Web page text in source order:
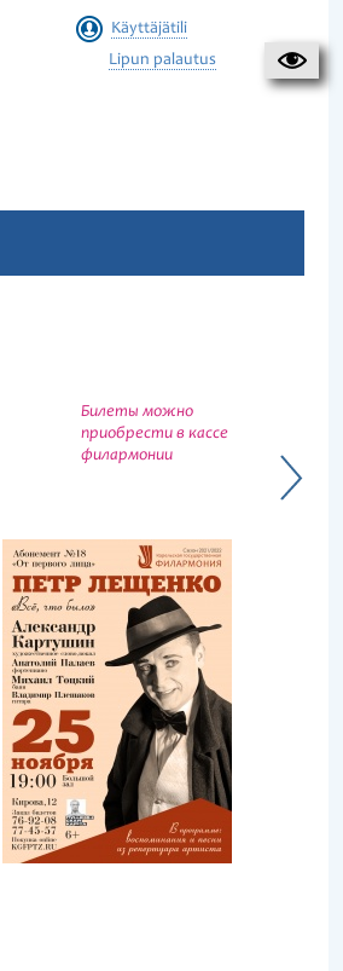
Käyttäjätili
Lipun palautus
Билеты можно
приобрести в кассе
филармонии